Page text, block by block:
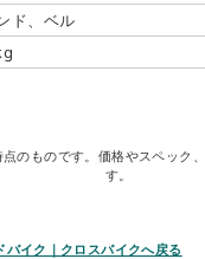
ド、ベル
のものです。価格やスペック
す。
イク｜クロスバイクへ戻る